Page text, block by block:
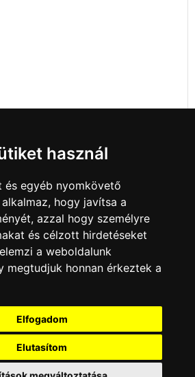
© 2008 - 2026
a műsorváltoztatás jogát
portál üzemeltetője semmiféle
nem vállal a weboldalon
hirdetések tartalmáért, illetve a
használ
és egyéb nyomkövető
hogy javítsa a
azzal hogy személyre
és célzott hirdetéseket
a weboldalunk
megtudjuk honnan érkeztek a
Elfogadom
Elutasítom